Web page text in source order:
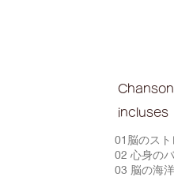
incluses
01脳のスト
02 心身の
03 脳の海